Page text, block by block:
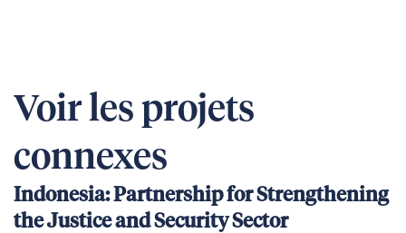
Voir les projets
connexes
Indonesia: Partnership for Strengthening
the Justice and Security Sector